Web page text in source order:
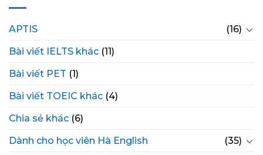
APTIS
(16)
Bài viết IELTS khác (11)
Bài viết PET (1)
Bài viết TOEIC khác (4)
Chia sẻ khác (6)
Dành cho học viên Hà English
(35)